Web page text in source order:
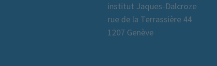
institut Jaques-Dalcroze
rue de la Terrassière 44
1207 Genève